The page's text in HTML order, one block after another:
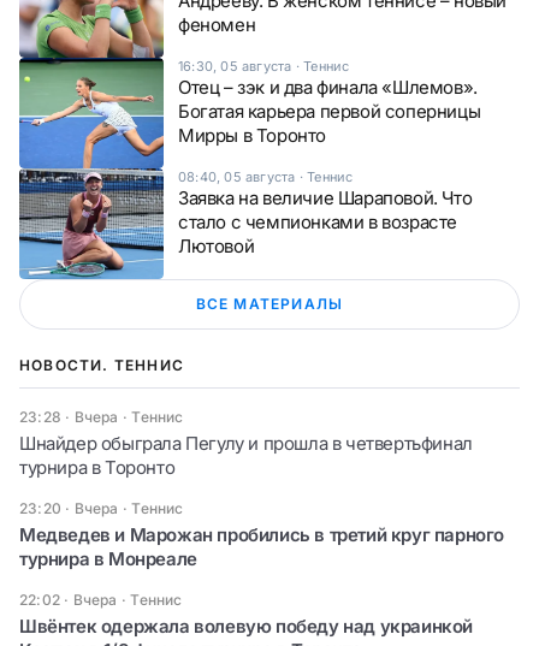
феномен
16:30, 05 августа ·Теннис
Отец – зэк и два финала «Шлемов».
Богатая карьера первой соперницы
Мирры в Торонто
08:40, 05 августа ·Теннис
Заявка на величие Шараповой. Что
стало с чемпионками в возрасте
Лютовой
ВСЕ МАТЕРИАЛЫ
НОВОСТИ. ТЕННИС
23:28 · Вчера ·Теннис
Шнайдер обыграла Пегулу и прошла в четвертьфинал
турнира в Торонто
23:20 · Вчера ·Теннис
Медведев и Марожан пробились в третий круг парного
турнира в Монреале
22:02 · Вчера ·Теннис
Швёнтек одержала волевую победу над украинкой